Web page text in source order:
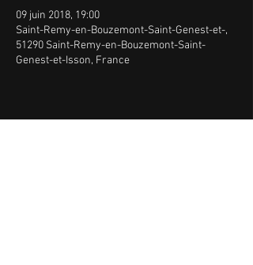
09 juin 2018, 19:00
Saint-Remy-en-Bouzemont-Saint-Genest-et-,
51290 Saint-Remy-en-Bouzemont-Saint-
Genest-et-Isson, France